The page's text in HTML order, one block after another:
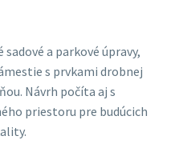
a parkové úpravy,
s prvkami drobnej
Návrh počíta aj s
priestoru pre budúcich